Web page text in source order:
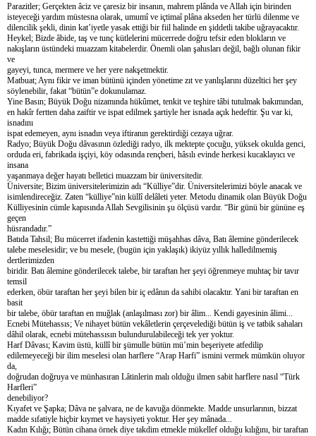
Parazitler; Gerçekten âciz ve çaresiz bir insanın, mahrem plânda ve Allah için birinden
isteyeceği yardım müstesna olarak, umumî ve içtimaî plâna akseden her türlü dilenme ve
dilencilik şekli, dinin kat’iyetle yasak ettiği bir fiil halinde en şiddetli takibe uğrayacaktır.
Heykel; Bizde âbide, taş ve tunç kütlelerini mücerrede doğru tefsir eden blokların ve
nakışların üstündeki muazzam kitabelerdir. Önemli olan şahısları değil, bağlı olunan fikir
ve
gayeyi, tunca, mermere ve her yere nakşetmektir.
Matbuat; Aynı fikir ve iman bütünü içinden yönetime zıt ve yanlışlarını düzeltici her şey
söylenebilir, fakat “bütün”e dokunulamaz.
Yine Basın; Büyük Doğu nizamında hükûmet, tenkit ve teşhire tâbi tutulmak bakımından,
en hakîr fertten daha zaiftir ve ispat edilmek şartiyle her isnada açık hedeftir. Şu var ki,
isnadını
ispat edemeyen, aynı isnadın veya iftiranın gerektirdiği cezaya uğrar.
Radyo; Büyük Doğu dâvasının özlediği radyo, ilk mektepte çocuğu, yüksek okulda genci,
orduda eri, fabrikada işçiyi, köy odasında rençberi, hâsılı evinde herkesi kucaklayıcı ve
insana
yaşanmaya değer hayatı belletici muazzam bir üniversitedir.
Üniversite; Bizim üniversitelerimizin adı “Külliye”dir. Üniversitelerimizi böyle anacak ve
isimlendireceğiz. Zaten “külliye”nin küllî delâleti yeter. Metodu dinamik olan Büyük Doğu
Külliyesinin cümle kapısında Allah Sevgilisinin şu ölçüsü vardır. “Bir günü bir gününe eş
geçen
hüsrandadır.”
Batıda Tahsil; Bu mücerret ifadenin kastettiği müşahhas dâva, Batı âlemine gönderilecek
talebe meselesidir; ve bu mesele, (bugün için yaklaşık) ikiyüz yıllık halledilmemiş
dertlerimizden
biridir. Batı âlemine gönderilecek talebe, bir taraftan her şeyi öğrenmeye muhtaç bir tavır
temsil
ederken, öbür taraftan her şeyi bilen bir iç edânın da sahibi olacaktır. Yani bir taraftan en
basit
bir talebe, öbür taraftan en muğlak (anlaşılması zor) bir âlim... Kendi gayesinin âlimi...
Ecnebi Mütehassıs; Ve nihayet bütün vekâletlerin çerçevelediği bütün iş ve tatbik sahaları
dâhil olarak, ecnebi mütehassısın bulundurulabileceği tek yer yoktur.
Harf Dâvası; Kavim üstü, küllî bir şümulle bütün mü’min beşeriyete atfedilip
edilemeyeceği bir ilim meselesi olan harflere “Arap Harfi” ismini vermek mümkün oluyor
da,
doğrudan doğruya ve münhasıran Lâtinlerin malı olduğu ilmen sabit harflere nasıl “Türk
Harfleri”
denebiliyor?
Kıyafet ve Şapka; Dâva ne şalvara, ne de kavuğa dönmekte. Madde unsurlarının, bizzat
madde sıfatiyle hiçbir kıymet ve haysiyeti yoktur. Her şey mânada...
Kadın Kılığı; Bütün cihana örnek diye takdim etmekle mükellef olduğu kılığını, bir taraftan